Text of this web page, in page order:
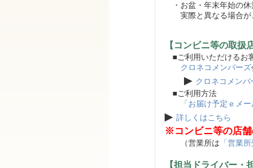
・お盆・年末年始の休
実際と異なる場合が
【コンビニ等の取
■ご利用いただけるお
クロネコメンバーズ
▶ クロネコメンバ
■ご利用方法
「お届け予定ｅメー
▶ 詳しくはこちら
※コンビニ等の店舗
（営業所は 「営業
【担当ドライバー・